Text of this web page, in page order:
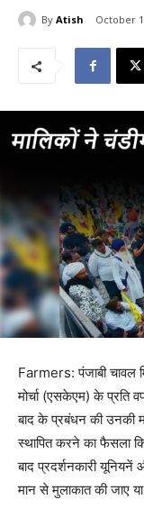
By Atish October
Farmers: पंजाबी चावल
मोर्चा (एसकेएम) के प्रति
बाद के प्रबंधन की उनकी
स्थापित करने का फैसला
बाद प्रदर्शनकारी
मान से मुलाकात की जाए